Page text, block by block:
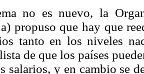
no es nuevo, la
propuso que hay que
tanto en los niveles
de que los países
salarios, y en cambio se